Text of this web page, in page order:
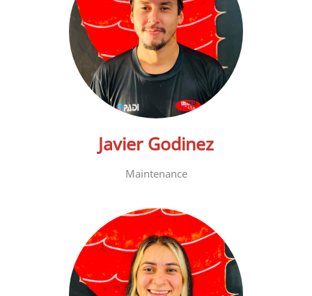
Javier Godinez
Maintenance